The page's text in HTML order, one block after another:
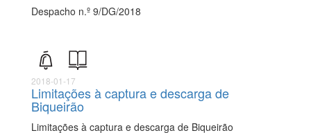
Despacho n.º 9/DG/2018
2018-01-17
Limitações à captura e descarga de
Biqueirão
Limitações à captura e descarga de Biqueirão